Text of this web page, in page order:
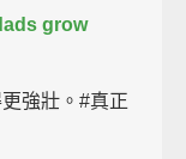
grow
強壯。#真正